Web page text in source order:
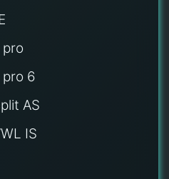
pro
pro 6
AS
IS